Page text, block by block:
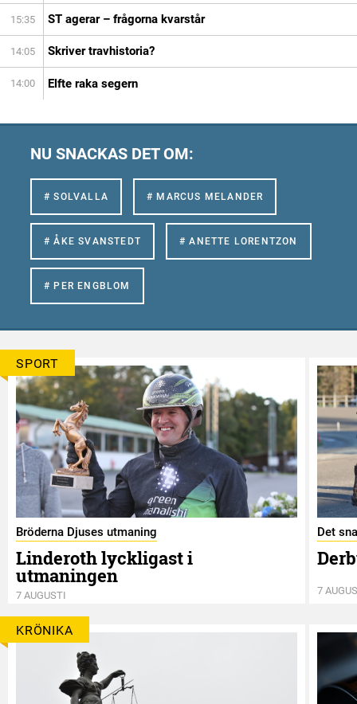
15:35 ST agerar – frågorna kvarstår
14:05 Skriver travhistoria?
14:00 Elfte raka segern
NU SNACKAS DET OM:
# SOLVALLA # MARCUS MELANDER
# ÅKE SVANSTEDT # ANETTE LORENTZON
# PER ENGBLOM
SPORT
Bröderna Djuses utmaning
Linderoth lyckligast i
utmaningen
7 AUGUSTI
Det
7
KRÖNIKA